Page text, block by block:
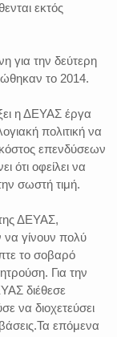
εκτός
για την δεύτερη
το 2014.
η ΔΕΥΑΣ έργα
πολιτική να
κόστος επενδύσεων
ότι οφείλει να
σωστή τιμή.
ΔΕΥΑΣ,
γίνουν πολύ
το σοβαρό
Για την
διέθεσε
να διοχετεύσει
επόμενα